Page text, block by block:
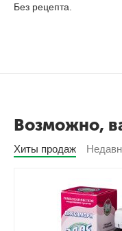
Без ре­цеп­та.
Возможно,
Хиты продаж